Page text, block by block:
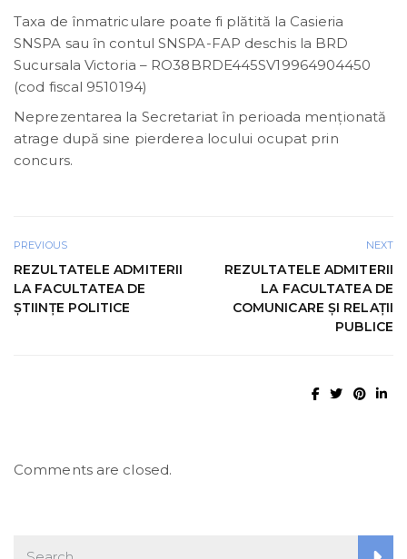
Taxa de înmatriculare poate fi plătită la Casieria
SNSPA sau în contul SNSPA-FAP deschis la BRD
Sucursala Victoria – RO38BRDE445SV19964904450
(cod fiscal 9510194)
Neprezentarea la Secretariat în perioada menţionată
atrage după sine pierderea locului ocupat prin
concurs.
PREVIOUS
REZULTATELE ADMITERII
LA FACULTATEA DE
ȘTIINȚE POLITICE
NEXT
REZULTATELE ADMITERII
LA FACULTATEA DE
COMUNICARE ŞI RELAŢII
PUBLICE
Comments are closed.